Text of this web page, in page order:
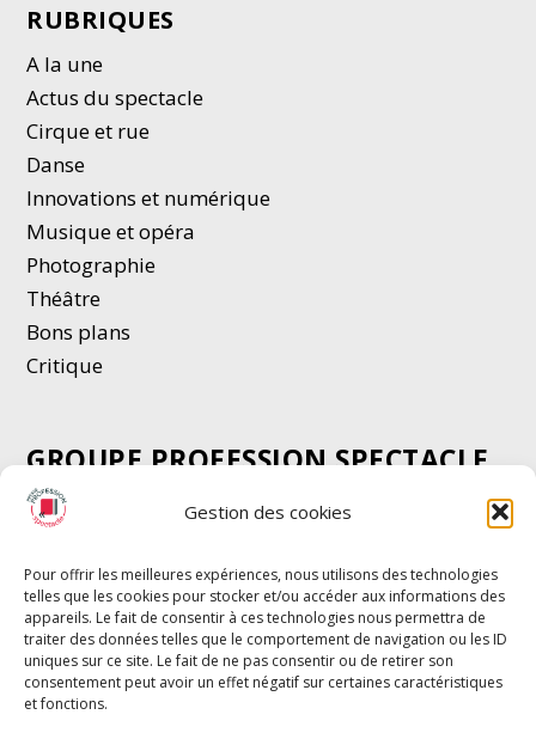
Gestion des cookies
Pour offrir les meilleures expériences, nous utilisons des technologies
telles que les cookies pour stocker et/ou accéder aux informations des
appareils. Le fait de consentir à ces technologies nous permettra de
traiter des données telles que le comportement de navigation ou les ID
uniques sur ce site. Le fait de ne pas consentir ou de retirer son
consentement peut avoir un effet négatif sur certaines caractéristiques
et fonctions.
RUBRIQUES
A la une
Actus du spectacle
Cirque et rue
Danse
Innovations et numérique
Musique et opéra
Photographie
Théâtre
Bons plans
Critique
GROUPE PROFESSION SPECTACLE
Chèque Intermittents
Chèque Compta
Chèque Emploi Spectacle
G-Pods
Profession Audio-visuel
Le Cahier Pro
Suivre Suivre